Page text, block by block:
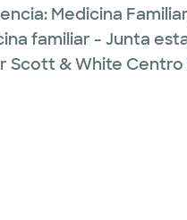
Medicina
familiar - Junta
Scott & White